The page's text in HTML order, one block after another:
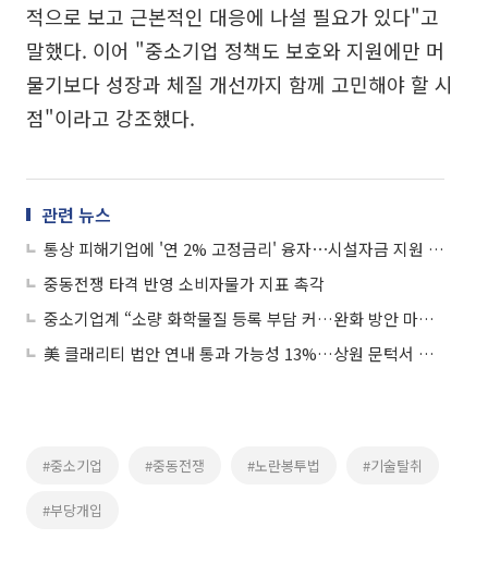
적으로 보고 근본적인 대응에 나설 필요가 있다"고
말했다. 이어 "중소기업 정책도 보호와 지원에만 머
물기보다 성장과 체질 개선까지 함께 고민해야 할 시
점"이라고 강조했다.
관련 뉴스
통상 피해기업에 '연 2% 고정금리' 융자⋯시설자금 지원 대폭 확대
중동전쟁 타격 반영 소비자물가 지표 촉각
중소기업계 “소량 화학물질 등록 부담 커…완화 방안 마련돼야”
美 클래리티 법안 연내 통과 가능성 13%…상원 문턱서 제동
#중소기업 #중동전쟁 #노란봉투법 #기술탈취
#부당개입